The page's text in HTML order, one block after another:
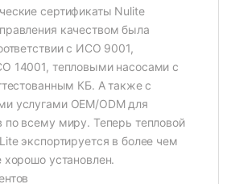
сертификаты Nulite
качеством была
с ИСО 9001,
14001, тепловыми насосами с
КБ. А также с
услугами OEM/ODM для
по всему миру. Теперь тепловой
экспортируется в более чем
установлен.